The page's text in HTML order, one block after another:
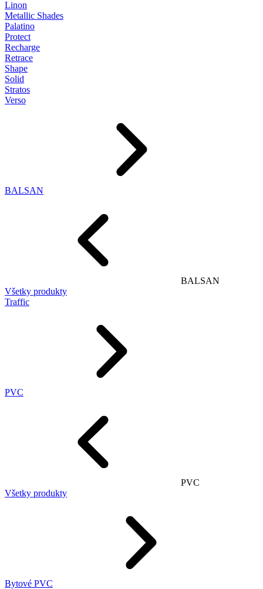
Linon
Metallic Shades
Palatino
Protect
Recharge
Retrace
Shape
Solid
Stratos
Verso
BALSAN
BALSAN
Všetky produkty
Traffic
PVC
PVC
Všetky produkty
Bytové PVC